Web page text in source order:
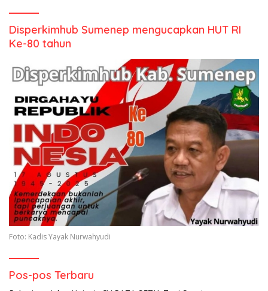
Disperkimhub Sumenep mengucapkan HUT RI
Ke-80 tahun
Foto: Kadis Yayak Nurwahyudi
Pos-pos Terbaru